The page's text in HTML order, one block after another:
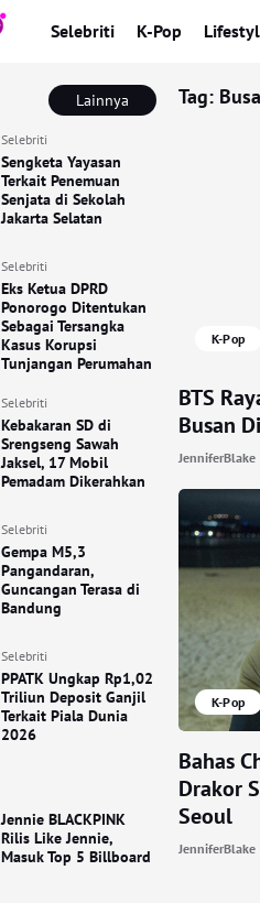
Selebriti K-Pop
Lainnya
Selebriti
Sengketa Yayasan
Terkait Penemuan
Senjata di Sekolah
Jakarta Selatan
Selebriti
Eks Ketua DPRD
Ponorogo Ditentukan
Sebagai Tersangka
Kasus Korupsi
Tunjangan Perumahan
Selebriti
Kebakaran SD di
Srengseng Sawah
Jaksel, 17 Mobil
Pemadam Dikerahkan
Selebriti
Gempa M5,3
Pangandaran,
Guncangan Terasa di
Bandung
Selebriti
PPATK Ungkap Rp1,02
Triliun Deposit Ganjil
Terkait Piala Dunia
2026
Jennie BLACKPINK
Rilis Like Jennie,
Masuk Top 5 Billboard
Tag:
K-Pop
BTS
Busan
JenniferBlake
K-Pop
Bahas
Drakor
Seoul
JenniferBlake